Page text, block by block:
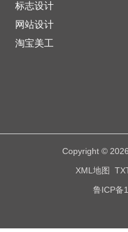
标志设计
网站设计
淘宝美工
Copyright ©
XML地图
鲁ICP备